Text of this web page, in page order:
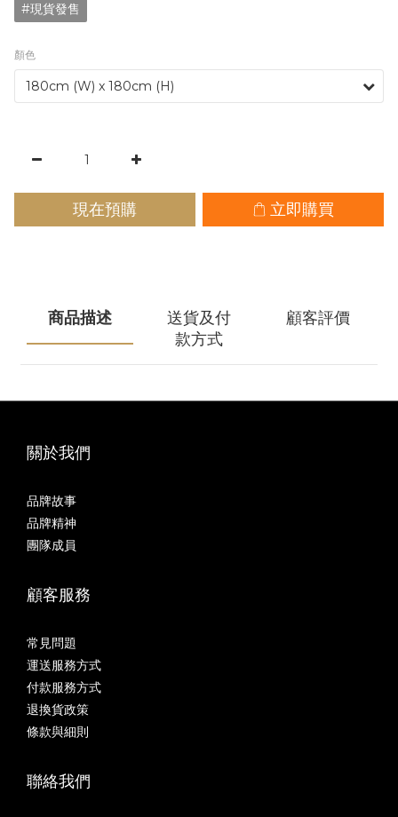
#現貨發售
顏色
現在預購 立即購買
商品描述
送貨及付
款方式
顧客評價
關於我們
品牌故事
品牌精神
團隊成員
顧客服務
常見問題
運送服務方式
付款服務方式
退換貨政策
條款與細則
聯絡我們